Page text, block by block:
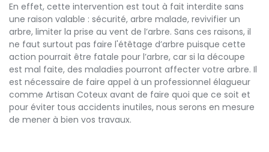
En effet, cette intervention est tout à fait interdite sans
une raison valable : sécurité, arbre malade, revivifier un
arbre, limiter la prise au vent de l’arbre. Sans ces raisons, il
ne faut surtout pas faire l'étêtage d’arbre puisque cette
action pourrait être fatale pour l’arbre, car si la découpe
est mal faite, des maladies pourront affecter votre arbre. Il
est nécessaire de faire appel à un professionnel élagueur
comme Artisan Coteux avant de faire quoi que ce soit et
pour éviter tous accidents inutiles, nous serons en mesure
de mener à bien vos travaux.